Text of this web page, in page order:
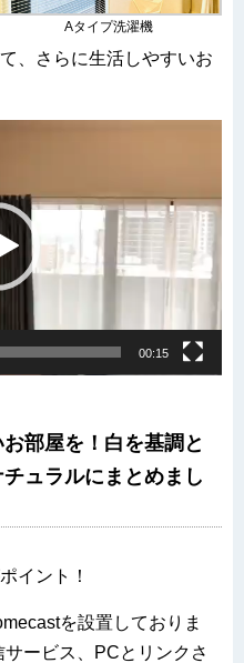
Aタイプ洗濯機
、さらに生活しやすいお
00:15
部屋を！白を基調と
ュラルにまとめまし
イント！
を設置しておりま
ービス、PCとリンクさ